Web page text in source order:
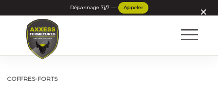
COFFRES-FORTS
×